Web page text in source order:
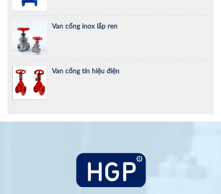
Van cổng inox lắp ren
Van cổng tín hiệu điện